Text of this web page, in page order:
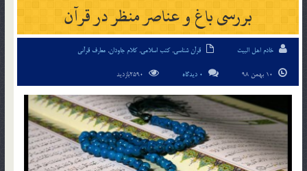
بررسی باغ و عناصر منظر در قرآن
خادم اهل البیت قرآن شناسی,کتب اسلامی,کلام جاودان, معارف قرآنی
0 دیدگاه